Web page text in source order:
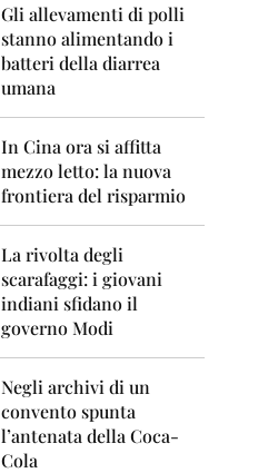
Gli allevamenti di polli
stanno alimentando i
batteri della diarrea
umana
In Cina ora si affitta
mezzo letto: la nuova
frontiera del risparmio
La rivolta degli
scarafaggi: i giovani
indiani sfidano il
governo Modi
Negli archivi di un
convento spunta
l’antenata della Coca-
Cola